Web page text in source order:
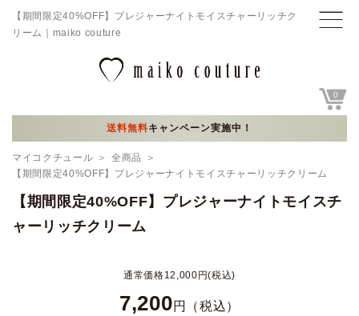
【期間限定40%OFF】プレジャーナイトモイスチャーリッチク
リーム｜maiko couture
0
送料無料キャンペーン実施中！
マイコクチュール
全商品
【期間限定40%OFF】プレジャーナイトモイスチャーリッチクリーム
【期間限定40%OFF】プレジャーナイトモイスチ
ャーリッチクリーム
通常価格12,000円(税込)
7,200円（税込）